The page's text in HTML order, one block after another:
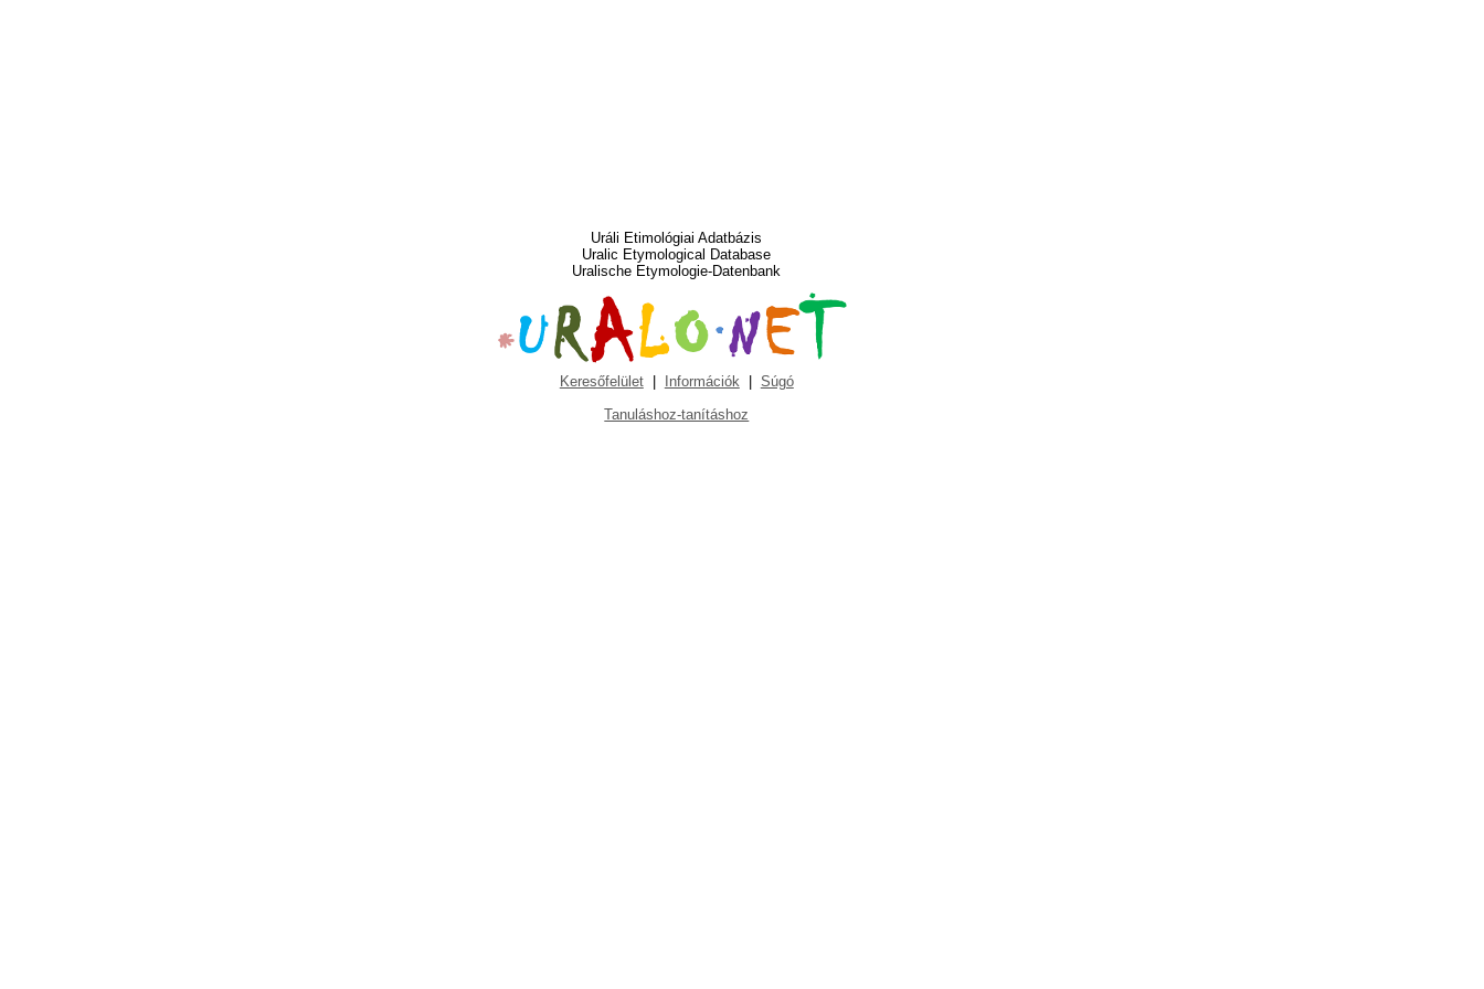
Uráli Etimológiai Adatbázis
Uralic Etymological Database
Uralische Etymologie-Datenbank
Keresőfelület| Információk| Súgó
Tanuláshoz-tanításhoz